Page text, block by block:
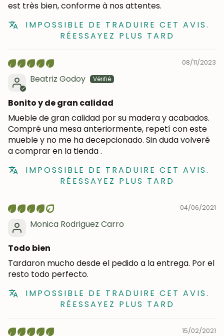
est très bien, conforme à nos attentes.
IMPOSSIBLE DE TRADUIRE CET AVIS.
RÉESSAYEZ PLUS TARD
08/11/2023
Beatriz Godoy
Bonito y de gran calidad
Mueble de gran calidad por su madera y acabados.
Compré una mesa anteriormente, repetí con este
mueble y no me ha decepcionado. Sin duda volveré
a comprar en la tienda .
IMPOSSIBLE DE TRADUIRE CET AVIS.
RÉESSAYEZ PLUS TARD
04/06/2021
Monica Rodriguez Carro
Todo bien
Tardaron mucho desde el pedido a la entrega. Por el
resto todo perfecto.
IMPOSSIBLE DE TRADUIRE CET AVIS.
RÉESSAYEZ PLUS TARD
15/02/2021